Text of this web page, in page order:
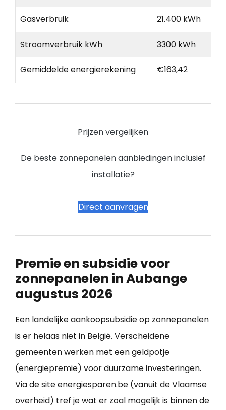
Gasverbruik 21.400 kWh
Stroomverbruik kWh 3300 kWh
Gemiddelde energierekening €163,42
Prijzen vergelijken
De beste zonnepanelen aanbiedingen inclusief
installatie?
Direct aanvragen
Premie en subsidie voor
zonnepanelen in Aubange
augustus 2026
Een landelijke aankoopsubsidie op zonnepanelen
is er helaas niet in België. Verscheidene
gemeenten werken met een geldpotje
(energiepremie) voor duurzame investeringen.
Via de site energiesparen.be (vanuit de Vlaamse
overheid) tref je wat er zoal mogelijk is binnen de